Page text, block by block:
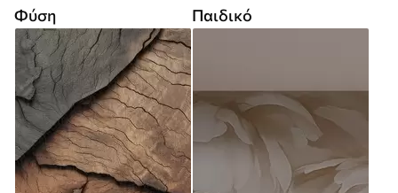
Φύση Παιδικό